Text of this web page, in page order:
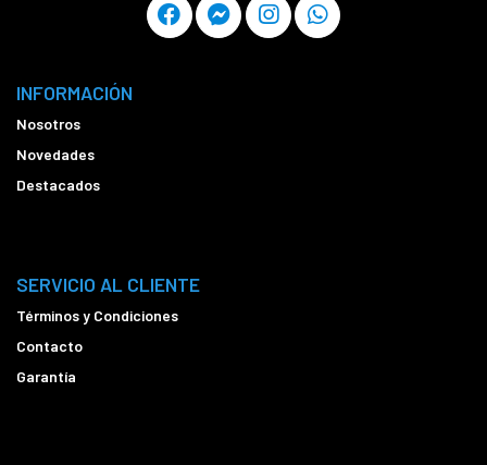
INFORMACIÓN
Nosotros
Novedades
Destacados
SERVICIO AL CLIENTE
Términos y Condiciones
Contacto
Garantía